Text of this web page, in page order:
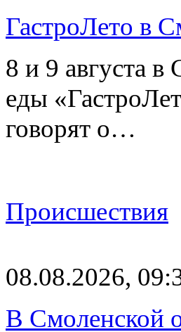
ГастроЛето в
8 и 9 августа
еды
говорят о…
Происшествия
08.08.2026,
В Смоленской